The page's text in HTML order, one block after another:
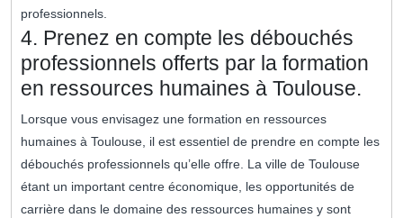
professionnels.
4. Prenez en compte les débouchés
professionnels offerts par la formation
en ressources humaines à Toulouse.
Lorsque vous envisagez une formation en ressources
humaines à Toulouse, il est essentiel de prendre en compte les
débouchés professionnels qu’elle offre. La ville de Toulouse
étant un important centre économique, les opportunités de
carrière dans le domaine des ressources humaines y sont